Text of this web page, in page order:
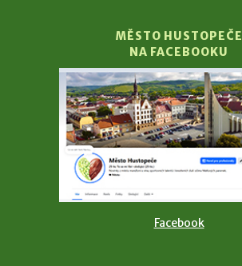
MĚSTO HUSTOPEČE
NA FACEBOOKU
Facebook